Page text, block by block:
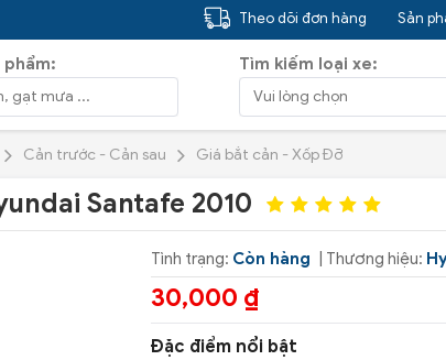
Sản
Theo dõi đơn hàng
phẩm: Tìm kiếm loại xe:
Cản trước - Cản sau Giá bắt cản - Xốp Đỡ
Santafe 2010
Tình trạng: Còn hàng | Thương hiệu:
30,000 ₫
Đặc điểm nổi bật